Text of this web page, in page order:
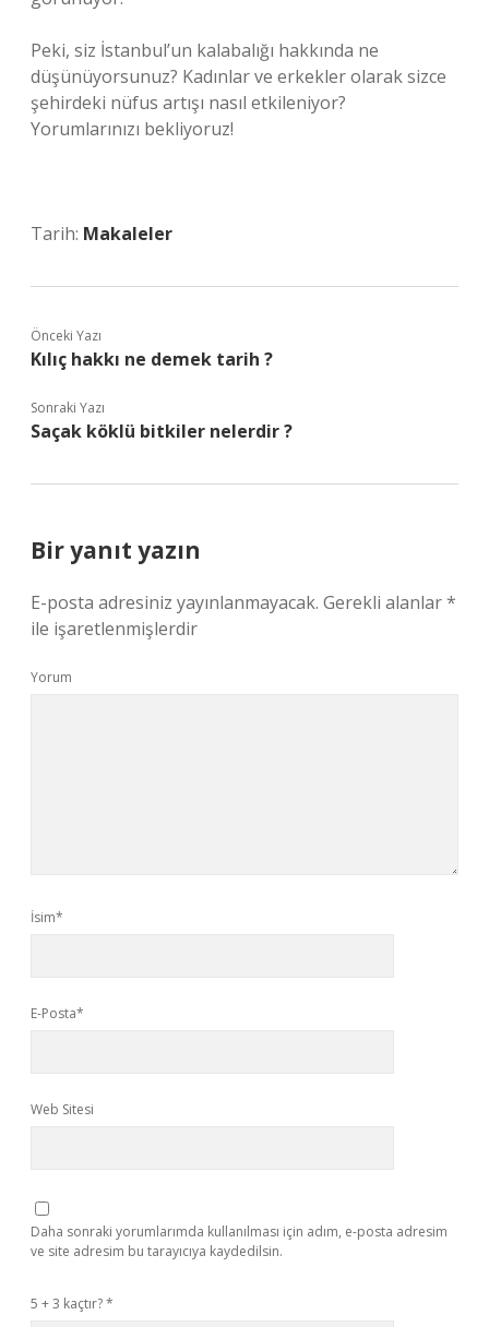
Peki, siz İstanbul’un kalabalığı hakkında ne
düşünüyorsunuz? Kadınlar ve erkekler olarak sizce
şehirdeki nüfus artışı nasıl etkileniyor?
Yorumlarınızı bekliyoruz!
Tarih: Makaleler
Önceki Yazı
Kılıç hakkı ne demek tarih ?
Sonraki Yazı
Saçak köklü bitkiler nelerdir ?
Bir yanıt yazın
E-posta adresiniz yayınlanmayacak. Gerekli alanlar*
ile işaretlenmişlerdir
Yorum
İsim*
E-Posta*
Web Sitesi
Daha sonraki yorumlarımda kullanılması için adım, e-posta adresim
ve site adresim bu tarayıcıya kaydedilsin.
5 + 3 kaçtır?*